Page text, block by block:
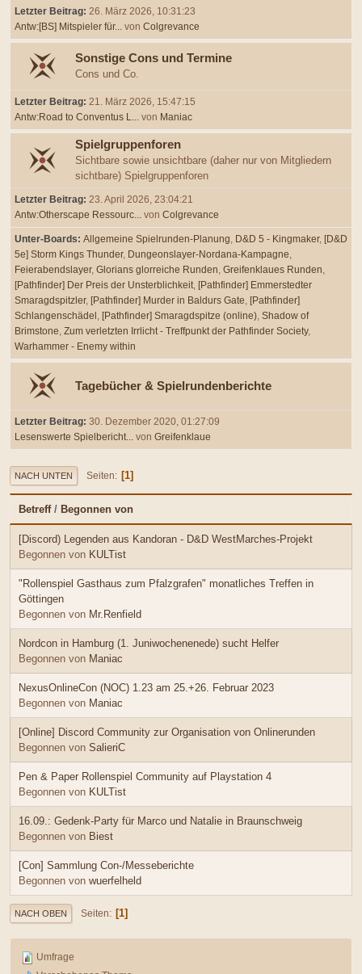
Letzter Beitrag: 26. März 2026, 10:31:23
Antw:[BS] Mitspieler für... von Colgrevance
Sonstige Cons und Termine
Cons und Co.
Letzter Beitrag: 21. März 2026, 15:47:15
Antw:Road to Conventus L... von Maniac
Spielgruppenforen
Sichtbare sowie unsichtbare (daher nur von Mitgliedern
sichtbare) Spielgruppenforen
Letzter Beitrag: 23. April 2026, 23:04:21
Antw:Otherscape Ressourc... von Colgrevance
Unter-Boards Allgemeine Spielrunden-Planung D&D 5 - Kingmaker [D&D
5e] Storm Kings Thunder Dungeonslayer-Nordana-Kampagne
Feierabendslayer Glorians glorreiche Runden Greifenklaues Runden
[Pathfinder] Der Preis der Unsterblichkeit [Pathfinder] Emmerstedter
Smaragdspitzler [Pathfinder] Murder in Baldurs Gate
[Pathfinder]
Schlangenschädel
[Pathfinder] Smaragdspitze (online) Shadow of
Brimstone Zum verletzten Irrlicht - Treffpunkt der Pathfinder Society
Warhammer - Enemy within
Tagebücher & Spielrundenberichte
Letzter Beitrag: 30. Dezember 2020, 01:27:09
Lesenswerte Spielbericht... von Greifenklaue
NACH UNTEN Seiten 1
Betreff/ Begonnen von
[Discord) Legenden aus Kandoran - D&D WestMarches-Projekt
Begonnen von KULTist
"Rollenspiel Gasthaus zum Pfalzgrafen" monatliches Treffen in
Göttingen
Begonnen von Mr.Renfield
Nordcon in Hamburg (1. Juniwochenenede) sucht Helfer
Begonnen von Maniac
NexusOnlineCon (NOC) 1.23 am 25.+26. Februar 2023
Begonnen von Maniac
[Online] Discord Community zur Organisation von Onlinerunden
Begonnen von SalieriC
Pen & Paper Rollenspiel Community auf Playstation 4
Begonnen von KULTist
16.09.: Gedenk-Party für Marco und Natalie in Braunschweig
Begonnen von Biest
[Con] Sammlung Con-/Messeberichte
Begonnen von wuerfelheld
NACH OBEN Seiten 1
Umfrage